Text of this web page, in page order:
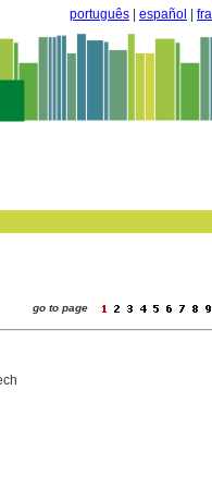
português español
go to page